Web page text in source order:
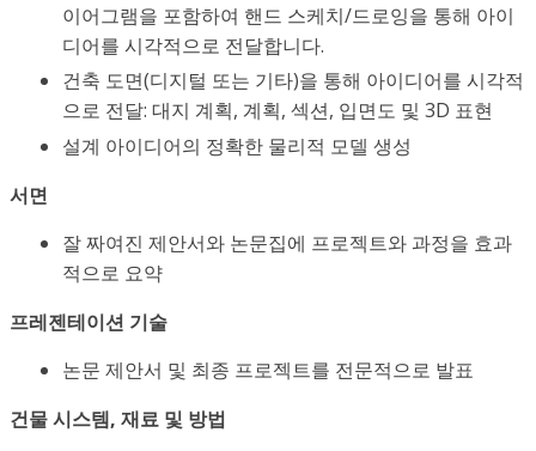
이어그램을 포함하여 핸드 스케치/드로잉을 통해 아이
디어를 시각적으로 전달합니다.
건축 도면(디지털 또는 기타)을 통해 아이디어를 시각적
으로 전달: 대지 계획, 계획, 섹션, 입면도 및 3D 표현
설계 아이디어의 정확한 물리적 모델 생성
서면
잘 짜여진 제안서와 논문집에 프로젝트와 과정을 효과
적으로 요약
프레젠테이션 기술
논문 제안서 및 최종 프로젝트를 전문적으로 발표
건물 시스템, 재료 및 방법